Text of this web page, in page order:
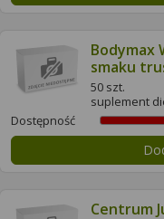
Bodymax
smaku
50 szt.
suplement
Dostępność
Centrum